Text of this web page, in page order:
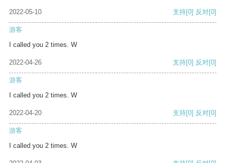
2022-05-10 支持[0] 反对[0]
游客
I called you 2 times. W
2022-04-26 支持[0] 反对[0]
游客
I called you 2 times. W
2022-04-20 支持[0] 反对[0]
游客
I called you 2 times. W